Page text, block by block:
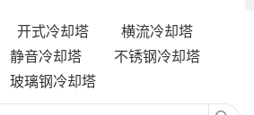
开式冷却塔
横流冷却塔
静音冷却塔
不锈钢冷却塔
玻璃钢冷却塔